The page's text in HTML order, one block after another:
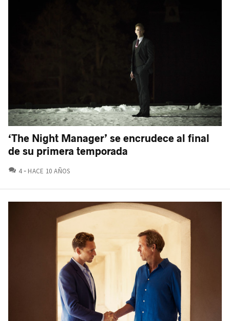
‘The Night Manager’ se encrudece al final
de su primera temporada
4 COMENTARIOS
HACE 10 AÑOS